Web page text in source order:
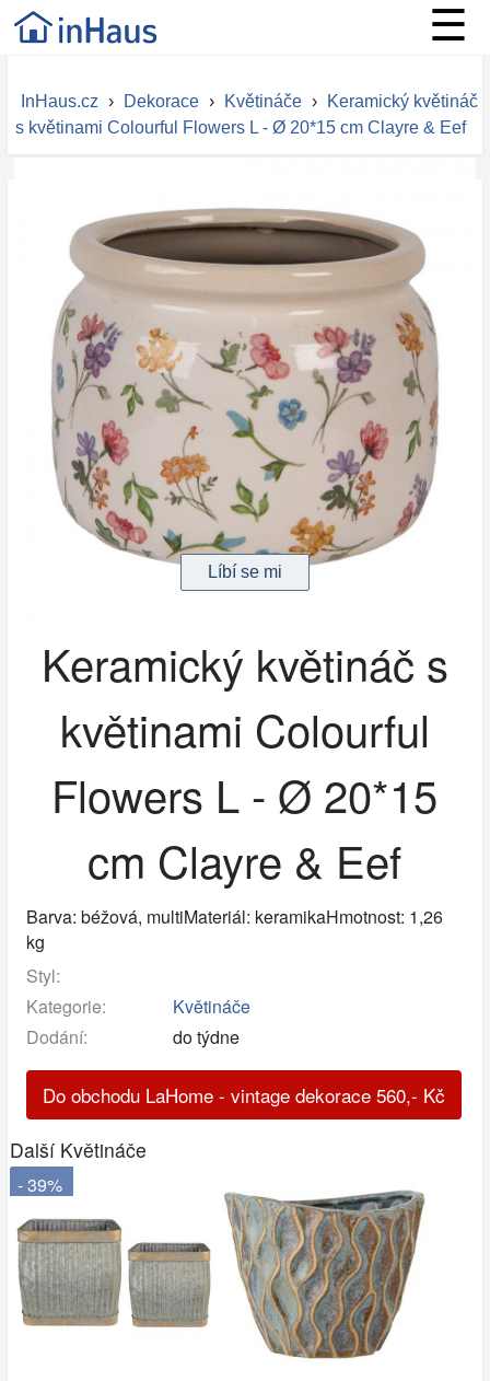
☰
InHaus.cz › Dekorace › Květináče ›
Keramický květináč
s květinami Colourful Flowers L - Ø 20*15 cm Clayre & Eef
Keramický květináč s
květinami Colourful
Flowers L - Ø 20*15
cm Clayre & Eef
Barva: béžová, multiMateriál: keramikaHmotnost: 1,26
kg
Styl:
Kategorie:
Květináče
Dodání:
do týdne
Do obchodu LaHome - vintage dekorace 560,- Kč
Další Květináče
- 39%